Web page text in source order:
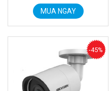
MUA NGAY
-45%
Camera WiFi quay quét
2.060.000 đ